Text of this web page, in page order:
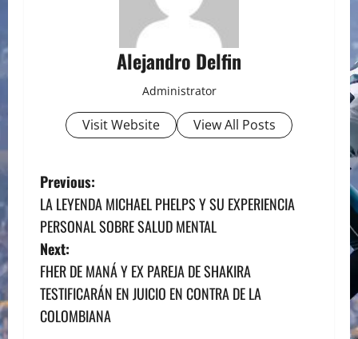
Alejandro Delfin
Administrator
Visit Website View All Posts
P
o
s
t
n
Previous:
LA LEYENDA MICHAEL PHELPS Y SU EXPERIENCIA
PERSONAL SOBRE SALUD MENTAL
Next:
FHER DE MANÁ Y EX PAREJA DE SHAKIRA
TESTIFICARÁN EN JUICIO EN CONTRA DE LA
COLOMBIANA